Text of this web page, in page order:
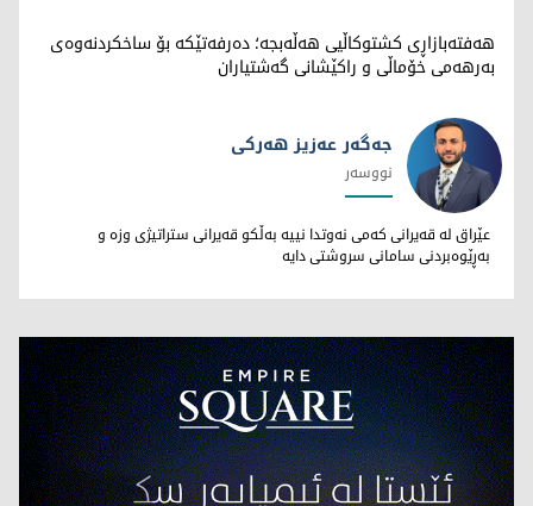
هەفتەبازاڕی کشتوکاڵیی هەڵەبجە؛ دەرفەتێکە بۆ ساخکردنەوەی
بەرهەمی خۆماڵی و راکێشانی گەشتیاران
جەگەر عەزیز هەرکی
جەگەر عەزیز هەرکی
نووسەر
عێراق لە قەیرانی کەمی نەوتدا نییە بەڵکو قەیرانی ستراتیژی وزە و
بەڕێوەبردنی سامانی سروشتی دایە